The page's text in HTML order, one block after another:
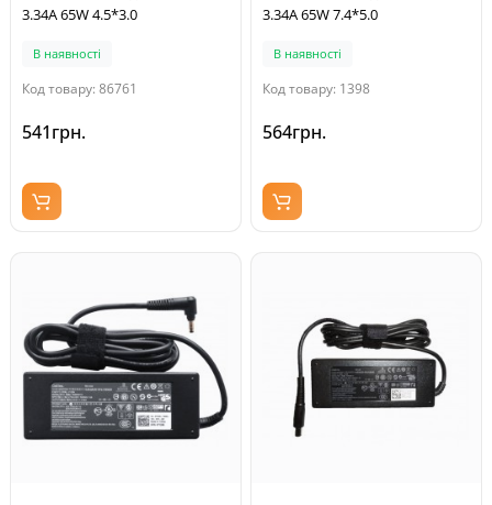
3.34A 65W 4.5*3.0
В наявності
Код товару: 86761
541грн.
3.34A 65W 7.4*5.0
В наявності
Код товару: 1398
564грн.